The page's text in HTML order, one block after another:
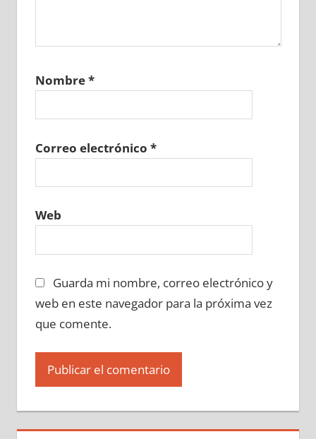
Nombre*
Correo electrónico *
Web
Guarda mi nombre, correo electrónico y
web en este navegador para la próxima vez
que comente.